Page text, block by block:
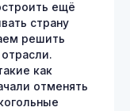
ещё
страну
решить
как
отменять